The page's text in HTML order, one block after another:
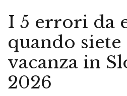
I 5 errori da
quando siete
vacanza in
2026